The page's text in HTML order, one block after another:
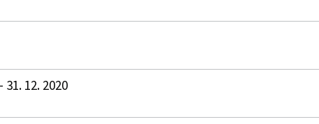
31. 12. 2020